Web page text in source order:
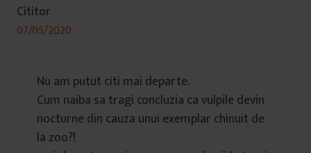
Cititor
07/05/2020
Nu am putut citi mai departe.
Cum naiba sa tragi concluzia ca vulpile devin
nocturne din cauza unui exemplar chinuit de
la zoo?!